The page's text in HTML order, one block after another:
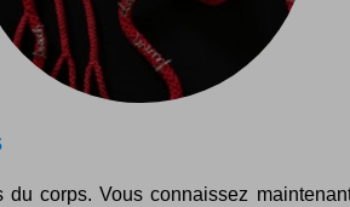
corps. Vous connaissez